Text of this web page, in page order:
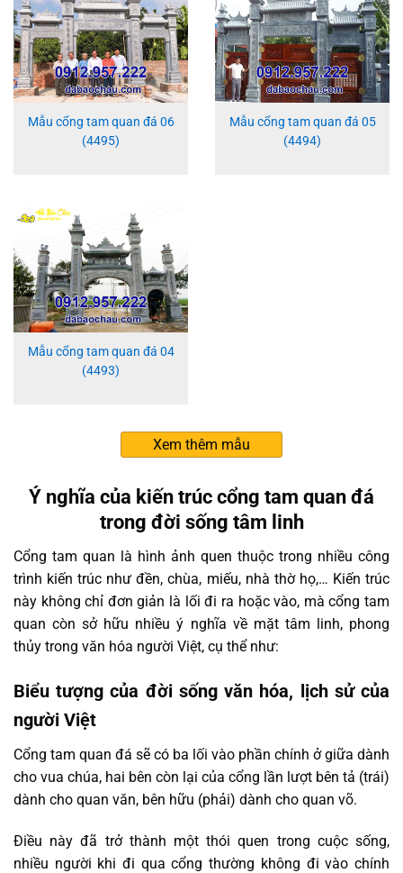
Mẫu cổng tam quan đá 06
(4495)
Mẫu cổng tam quan đá 05
(4494)
Mẫu cổng tam quan đá 04
(4493)
Xem thêm mẫu
Ý nghĩa của kiến trúc cổng tam quan đá
trong đời sống tâm linh
Cổng tam quan là hình ảnh quen thuộc trong nhiều công
trình kiến trúc như đền, chùa, miếu, nhà thờ họ,… Kiến trúc
này không chỉ đơn giản là lối đi ra hoặc vào, mà cổng tam
quan còn sở hữu nhiều ý nghĩa về mặt tâm linh, phong
thủy trong văn hóa người Việt, cụ thể như:
Biểu tượng của đời sống văn hóa, lịch sử của
người Việt
Cổng tam quan đá sẽ có ba lối vào phần chính ở giữa dành
cho vua chúa, hai bên còn lại của cổng lần lượt bên tả (trái)
dành cho quan văn, bên hữu (phải) dành cho quan võ.
Điều này đã trở thành một thói quen trong cuộc sống,
nhiều người khi đi qua cổng thường không đi vào chính